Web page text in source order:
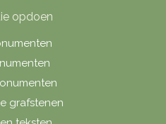
opdoen
grafstenen